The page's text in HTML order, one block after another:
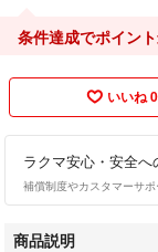
条件達成でポイン
いいね
ラクマ安心・安全へ
補償制度やカスタマーサ
商品説明